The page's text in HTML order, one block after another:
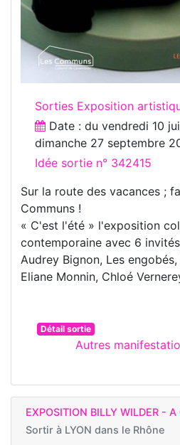
Sorties Exposition
Date : du vendredi 10
dimanche 27 septembre
Idée sortie n° 342415
Sur la route des vacances ;
Communs !
« C'est l'été » l'exposition
contemporaine avec 6
Audrey Bignon, Les
Eliane Monnin, Chloé
Détail sortie
Autres
EXPOSITION BILLY WILDER - A
Sortir à LYON dans le Rhône